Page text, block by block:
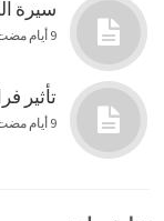
سيرة
9 أيام مضت
تأثير
9 أيام مضت